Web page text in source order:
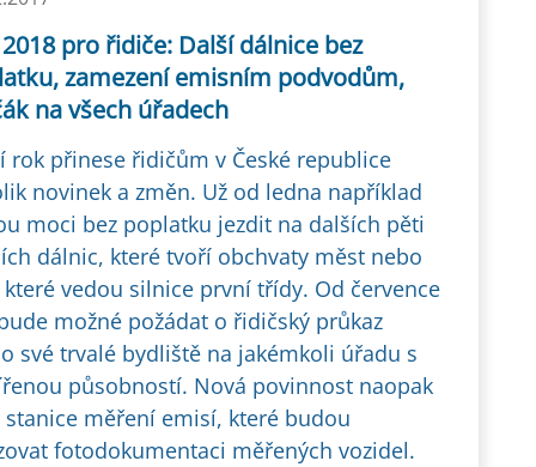
pro řidiče: Další dálnice bez
zamezení emisním podvodům,
na všech úřadech
rok přinese řidičům v České republice
novinek a změn. Už od ledna například
moci bez poplatku jezdit na dalších pěti
dálnic, které tvoří obchvaty měst nebo
vedou silnice první třídy. Od července
možné požádat o řidičský průkaz
své trvalé bydliště na jakémkoli úřadu s
působností. Nová povinnost naopak
stanice měření emisí, které budou
fotodokumentaci měřených vozidel.